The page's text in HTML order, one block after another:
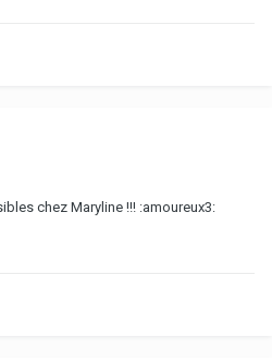
chez Maryline !!! :amoureux3: